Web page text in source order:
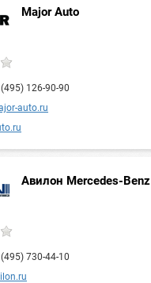
Major Auto
126-90-90
auto.ru
Авилон Mercedes-Benz
730-44-10